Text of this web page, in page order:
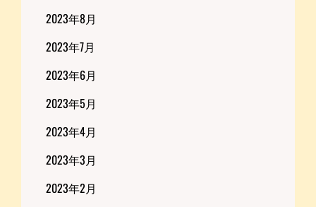
2023年8月
2023年7月
2023年6月
2023年5月
2023年4月
2023年3月
2023年2月